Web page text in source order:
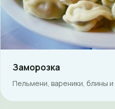
Заморозка
Пельмени, вареники, блины